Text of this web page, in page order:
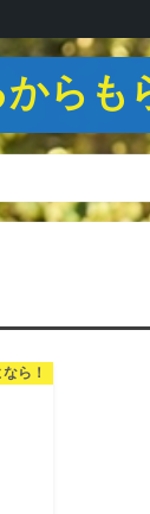
らも
ら！